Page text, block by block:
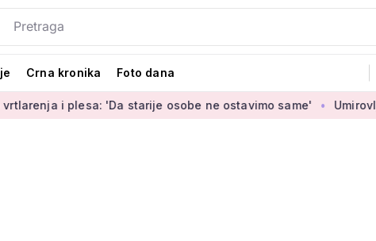
Crna kronika Foto dana
'Da starije osobe ne ostavimo same' Umirovljenica